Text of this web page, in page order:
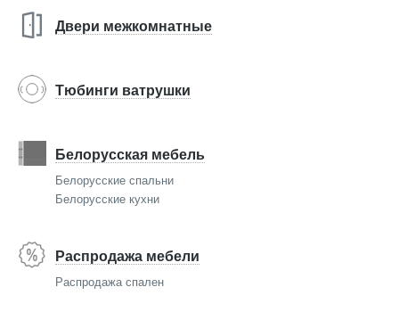
Двери межкомнатные
Тюбинги ватрушки
Белорусская мебель
Белорусские спальни
Белорусские кухни
Распродажа мебели
Распродажа спален